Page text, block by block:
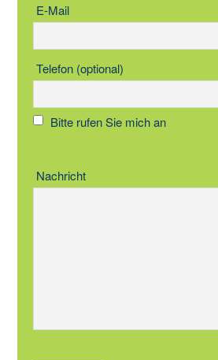
E-Mail
Telefon (optional)
Bitte rufen Sie mich an
Nachricht